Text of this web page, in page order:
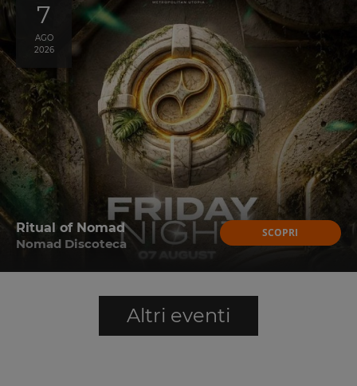
7
AGO
2026
Ritual of Nomad
Nomad Discoteca
SCOPRI
Altri eventi